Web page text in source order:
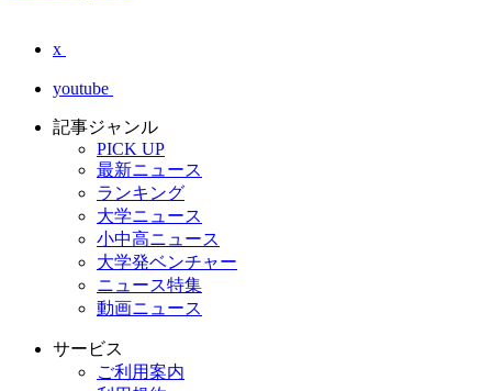
x
youtube
記事ジャンル
PICK UP
最新ニュース
ランキング
大学ニュース
小中高ニュース
大学発ベンチャー
ニュース特集
動画ニュース
サービス
ご利用案内